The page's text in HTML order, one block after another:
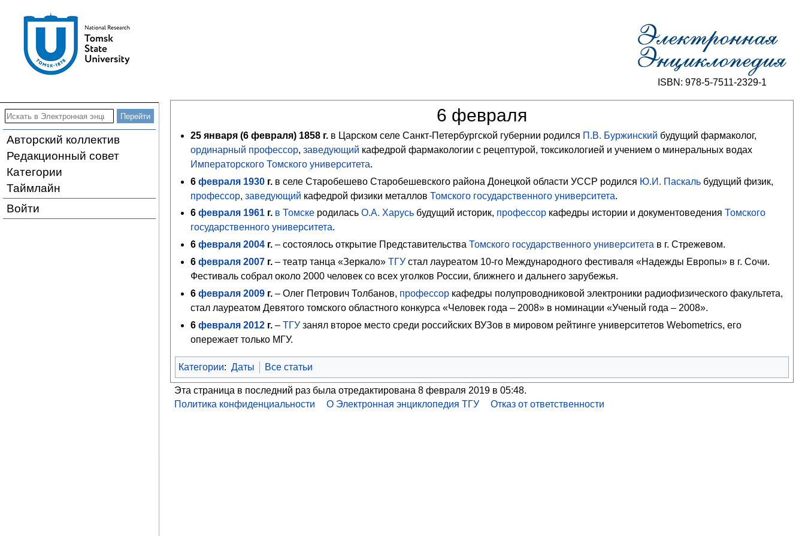
ISBN: 978-5-7511-2329-1
Авторский коллектив
Редакционный совет
Категории
Таймлайн
Войти
6 февраля
25 января (6февраля) 1858 г.в Царском селе Санкт-Петербургской губернии родился П.В. Буржинский будущий фармаколог,
ординарный профессор, заведующий кафедрой фармакологии с рецептурой, токсикологией и учением о минеральных водах
Императорского Томского университета.
6 февраля 1930г.в селе Старобешево Старобешевского района Донецкой области УССР родился Ю.И. Паскальбудущий физик,
профессор, заведующий кафедрой физики металлов Томского государственного университета.
6 февраля 1961г. в Томскеродилась О.А. Харусьбудущий историк, профессоркафедры истории и документоведения Томского
государственного университета.
6 февраля 2004г.– состоялось открытие Представительства Томского государственного университета в г. Стрежевом.
6 февраля 2007г.– театр танца «Зеркало» ТГУстал лауреатом 10-го Международного фестиваля «Надежды Европы» в г. Сочи.
Фестиваль собрал около 2000 человек со всех уголков России, ближнего и дальнего зарубежья.
6 февраля 2009г.– Олег Петрович Толбанов, профессоркафедры полупроводниковой электроники радиофизического факультета,
стал лауреатом Девятого томского областного конкурса «Человек года – 2008» в номинации «Ученый года – 2008».
6 февраля 2012г.– ТГУзанял второе место среди российских ВУЗов в мировом рейтинге университетов Webometrics, его
опережает только МГУ.
Категории: Даты Все статьи
Эта страница в последний раз была отредактирована 8 февраля 2019 в 05:48.
Политика конфиденциальности
О Электронная энциклопедия ТГУ Отказ от ответственности